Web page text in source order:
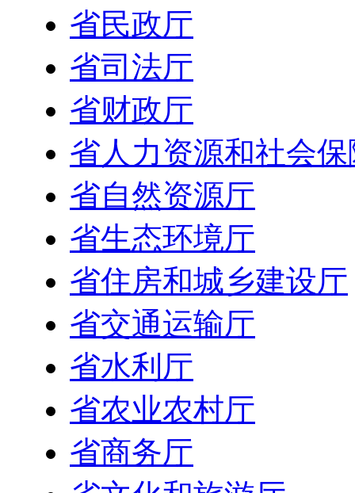
省民政厅
省司法厅
省财政厅
省人力资源和社会
省自然资源厅
省生态环境厅
省住房和城乡建设厅
省交通运输厅
省水利厅
省农业农村厅
省商务厅